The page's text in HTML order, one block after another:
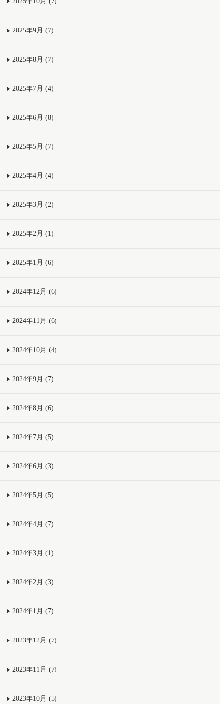
2025年9月 (7)
2025年8月 (7)
2025年7月 (4)
2025年6月 (8)
2025年5月 (7)
2025年4月 (4)
2025年3月 (2)
2025年2月 (1)
2025年1月 (6)
2024年12月 (6)
2024年11月 (6)
2024年10月 (4)
2024年9月 (7)
2024年8月 (6)
2024年7月 (5)
2024年6月 (3)
2024年5月 (5)
2024年4月 (7)
2024年3月 (1)
2024年2月 (3)
2024年1月 (7)
2023年12月 (7)
2023年11月 (7)
2023年10月 (5)